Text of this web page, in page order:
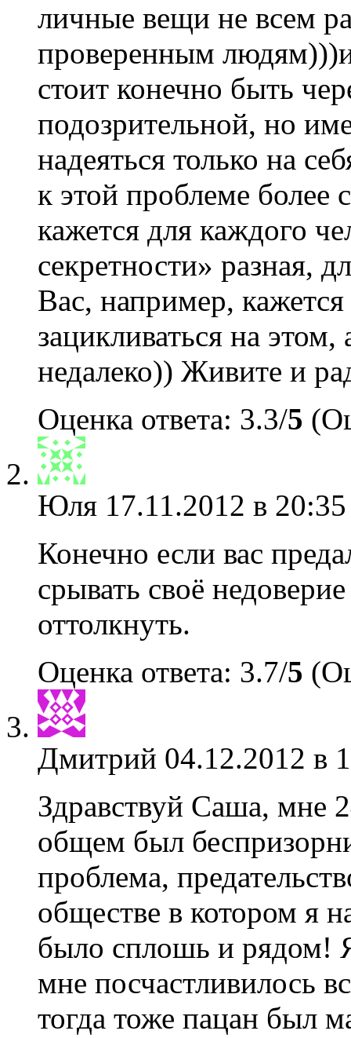
личные вещи не всем
проверенным
стоит конечно быть
подозрительной, но
надеяться только на
к этой проблеме более
кажется для каждого
секретности» разная,
Вас, например,
зацикливаться на
недалеко)) Живите и
Оценка ответа: 3.3/5
Юля 17.11.2012 в
Конечно если вас
срывать своё
оттолкнуть.
Оценка ответа: 3.7/5
Дмитрий 04.12.2012 в
Здравствуй Саша, мне
общем был
проблема,
обществе в котором я
было сплошь и рядом!
мне посчастливилось
тогда тоже пацан был